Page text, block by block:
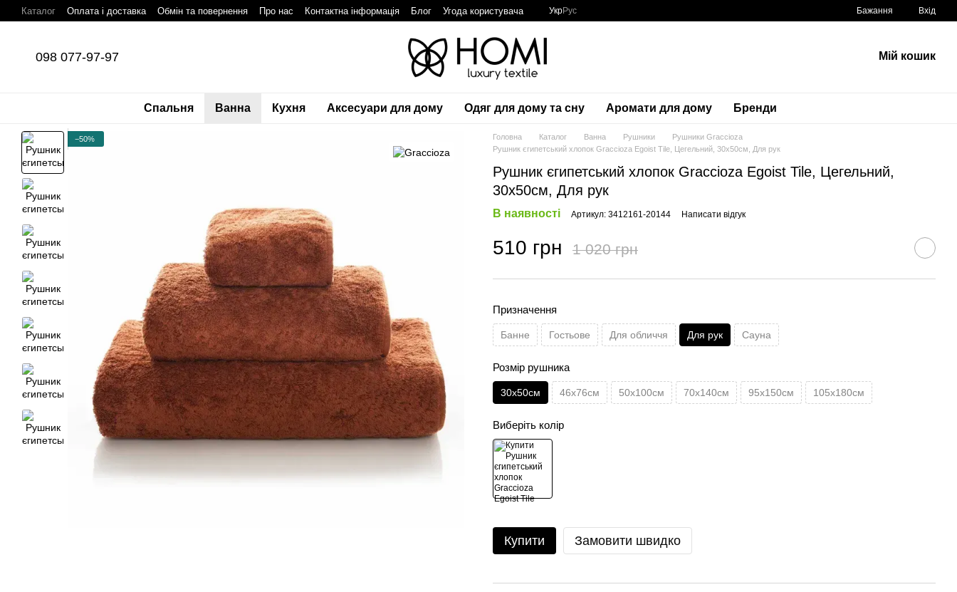
Перейти до основного контенту
Каталог Оплата і доставка Обмін та повернення Про нас Контактна інформація Блог Угода користувача УкрРус Бажання Вхід
098 077-97-97 Мій кошик
Спальня Ванна Кухня Аксесуари для дому Одяг для дому та сну Аромати для дому Бренди
−50% Головна Каталог Ванна Рушники
Рушники Graccioza
Рушник єгипетський хлопок Graccioza Egoist Tile, Цегельний, 30х50см, Для рук
Рушник єгипетський хлопок Graccioza Egoist Tile, Цегельний,
30х50см, Для рук
В наявності Артикул: 3412161-20144 Написати відгук
510 грн 1 020 грн
Призначення
Банне Гостьове Для обличчя Для рук Сауна
Розмір рушника
30х50см 46х76см 50х100см 70х140см 95х150см 105х180см
Виберіть колір
Купити Замовити швидко